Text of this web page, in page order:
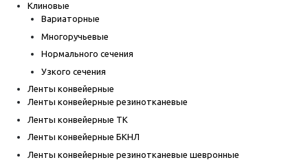
Клиновые
Вариаторные
Многоручьевые
Нормального сечения
Узкого сечения
Ленты конвейерные
Ленты конвейерные резинотканевые
Ленты конвейерные ТК
Ленты конвейерные БКНЛ
Ленты конвейерные резинотканевые шевронные